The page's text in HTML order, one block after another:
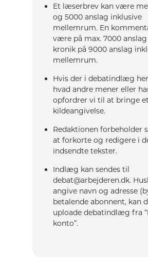
Et læserbrev kan være
og 5000 anslag inklusive
mellemrum. En
være på max. 7000
kronik på 9000 anslag
mellemrum.
Hvis der i debatindlæg
hvad andre mener eller
opfordrer vi til at bringe
kildeangivelse.
Redaktionen forbeholder
at forkorte og redigere i
indsendte tekster.
Indlæg kan sendes til
debat@arbejderen.dk.
angive navn og adresse
betalende abonnent, kan
uploade debatindlæg fra
konto”.